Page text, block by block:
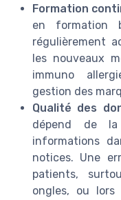
Formation
en formation
régulièrement
les nouveaux
immuno
gestion des
Qualité des
dépend de
informations
notices. Une
patients,
ongles, ou lors